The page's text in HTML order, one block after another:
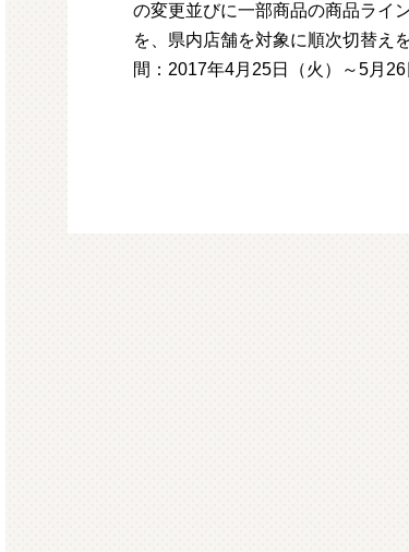
の変更並びに一部商品の商品ライ
を、県内店舗を対象
間：2017年4月25日（火）～5月26